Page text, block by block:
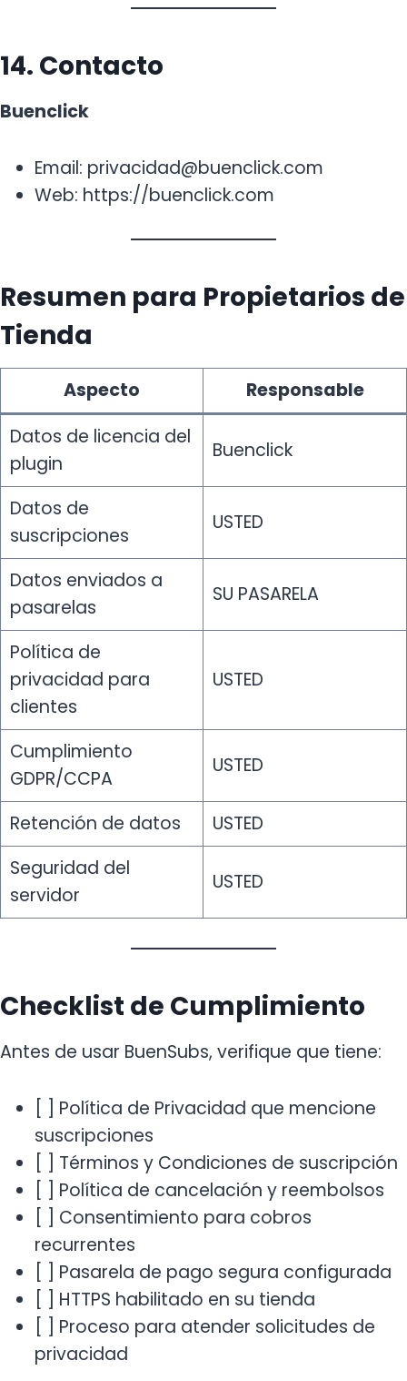
14. Contacto
Buenclick
Email: privacidad@buenclick.com
Web: https://buenclick.com
Resumen para Propietarios de
Tienda
Aspecto
Responsable
Datos de licencia del
plugin
Buenclick
Datos de
suscripciones
USTED
Datos enviados a
pasarelas
SU PASARELA
Política de
privacidad para
clientes
USTED
Cumplimiento
GDPR/CCPA
USTED
Retención de datos
USTED
Seguridad del
servidor
USTED
Checklist de Cumplimiento
Antes de usar BuenSubs, verifique que tiene:
[ ] Política de Privacidad que mencione
suscripciones
[ ] Términos y Condiciones de suscripción
[ ] Política de cancelación y reembolsos
[ ] Consentimiento para cobros
recurrentes
[ ] Pasarela de pago segura configurada
[ ] HTTPS habilitado en su tienda
[ ] Proceso para atender solicitudes de
privacidad
¡Hola, soy tu asistente!